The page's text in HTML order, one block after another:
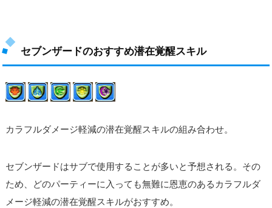
セブンザードのおすすめ潜在覚醒スキル
カラフルダメージ軽減の潜在覚醒スキルの組み合わせ。
セブンザードはサブで使用することが多いと予想される。その
ため、どのパーティーに入っても無難に恩恵のあるカラフルダ
メージ軽減の潜在覚醒スキルがおすすめ。